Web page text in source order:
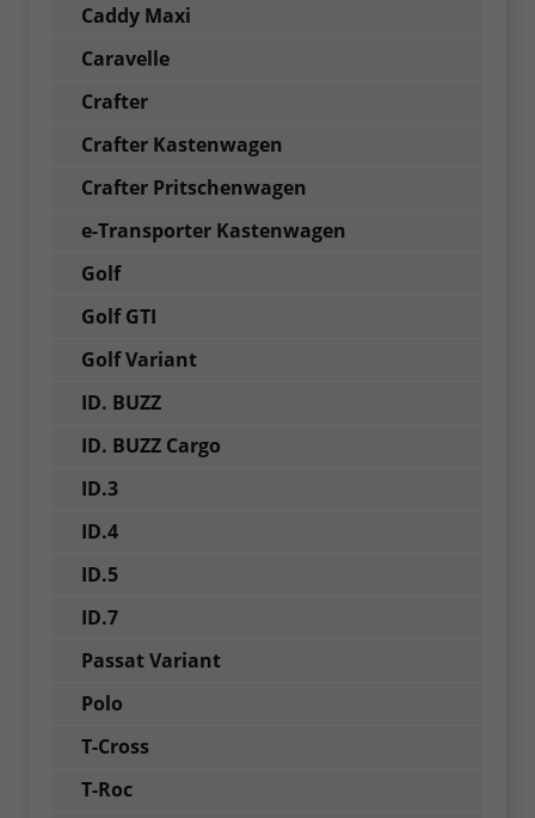
Caddy Maxi
Caravelle
Crafter
Crafter Kastenwagen
Crafter Pritschenwagen
e-Transporter Kastenwagen
Golf
Golf GTI
Golf Variant
ID. BUZZ
ID. BUZZ Cargo
ID.3
ID.4
ID.5
ID.7
Passat Variant
Polo
T-Cross
T-Roc